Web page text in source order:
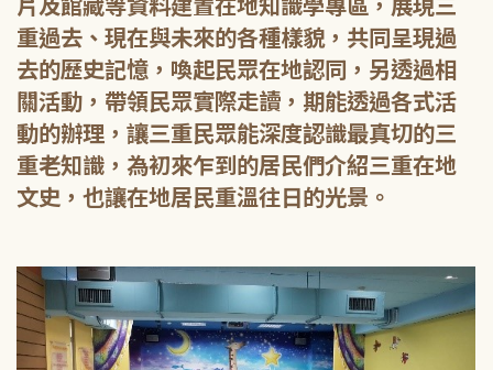
片及館藏等資料建置在地知識學專區，展現三
重過去、現在與未來的各種樣貌，共同呈現過
去的歷史記憶，喚起民眾在地認同，另透過相
關活動，帶領民眾實際走讀，期能透過各式活
動的辦理，讓三重民眾能深度認識最真切的三
重老知識，為初來乍到的居民們介紹三重在地
文史，也讓在地居民重溫往日的光景。